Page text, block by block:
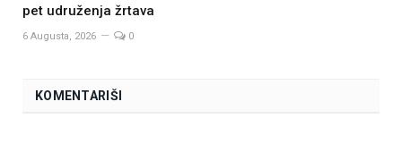
pet udruženja žrtava
6 Augusta, 2026 0
KOMENTARIŠI